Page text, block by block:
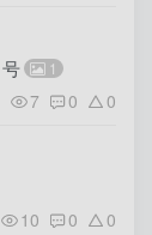
1
7 0 0
10 0 0